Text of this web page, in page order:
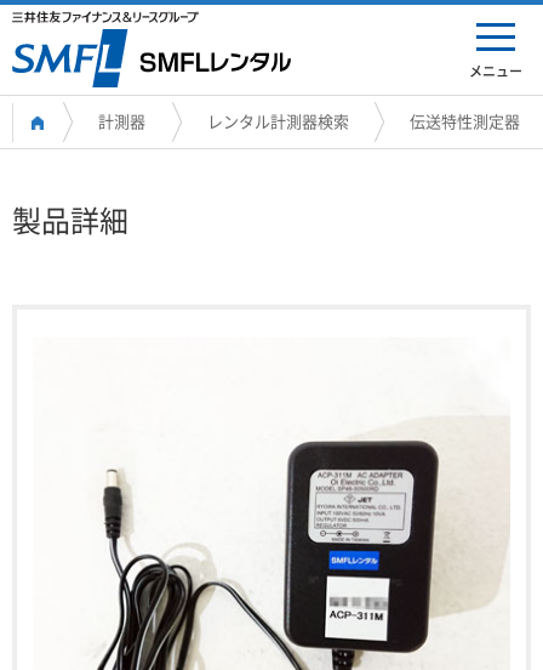
メニュー
計測器 レンタル計測器検索 伝送特性測定器
製品詳細